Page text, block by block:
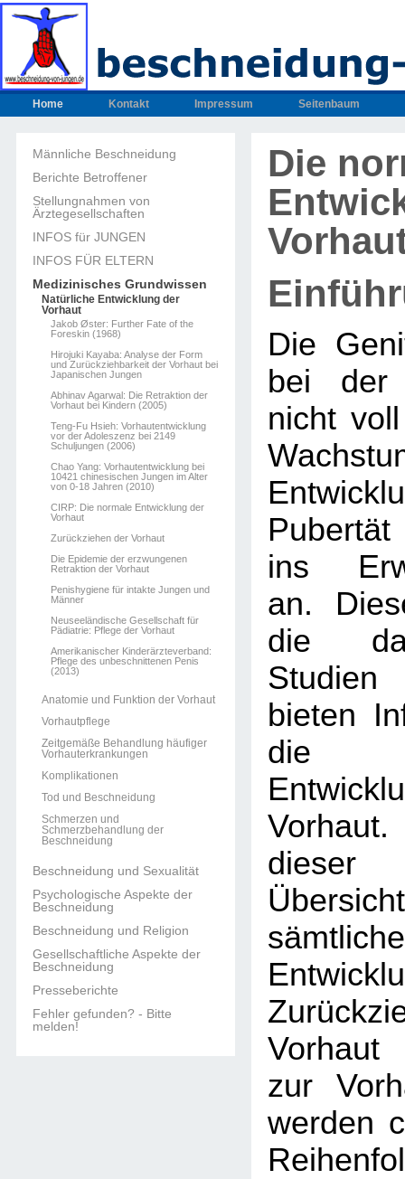
Home Kontakt Impressum Seitenbaum
Männliche Beschneidung
Berichte Betroffener
Stellungnahmen von
Ärztegesellschaften
INFOS für JUNGEN
INFOS FÜR ELTERN
Medizinisches Grundwissen
Natürliche Entwicklung der
Vorhaut
Jakob Øster: Further Fate of the
Foreskin (1968)
Hirojuki Kayaba: Analyse der Form
und Zurückziehbarkeit der Vorhaut bei
Japanischen Jungen
Abhinav Agarwal: Die Retraktion der
Vorhaut bei Kindern (2005)
Teng-Fu Hsieh: Vorhautentwicklung
vor der Adoleszenz bei 2149
Schuljungen (2006)
Chao Yang: Vorhautentwicklung bei
10421 chinesischen Jungen im Alter
von 0-18 Jahren (2010)
CIRP: Die normale Entwicklung der
Vorhaut
Zurückziehen der Vorhaut
Die Epidemie der erzwungenen
Retraktion der Vorhaut
Penishygiene für intakte Jungen und
Männer
Neuseeländische Gesellschaft für
Pädiatrie: Pflege der Vorhaut
Amerikanischer Kinderärzteverband:
Pflege des unbeschnittenen Penis
(2013)
Anatomie und Funktion der Vorhaut
Vorhautpflege
Zeitgemäße Behandlung häufiger
Vorhauterkrankungen
Komplikationen
Tod und Beschneidung
Schmerzen und
Schmerzbehandlung der
Beschneidung
Beschneidung und Sexualität
Psychologische Aspekte der
Beschneidung
Beschneidung und Religion
Gesellschaftliche Aspekte der
Beschneidung
Presseberichte
Fehler gefunden? - Bitte
melden!
Die
Die
bei der
nicht
ins
an.
die
bieten
die
dieser
zur
werden